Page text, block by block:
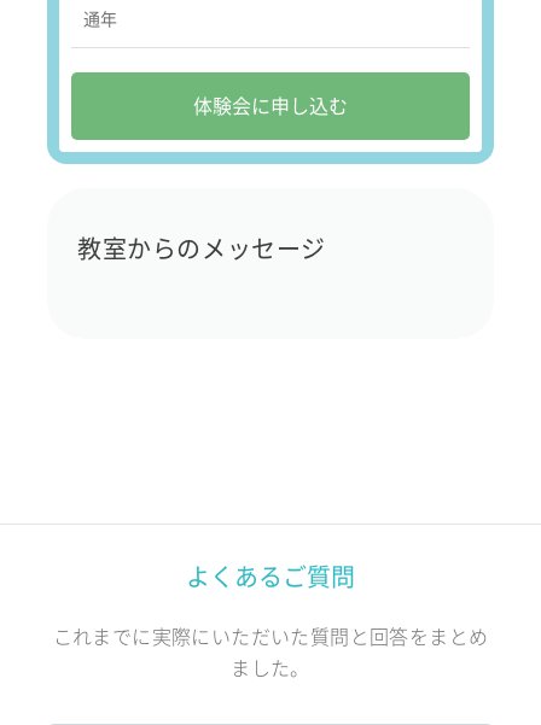
通年
体験会に申し込む
教室からのメッセージ
よくあるご質問
これまでに実際にいただいた質問と回答をまとめ
ました。